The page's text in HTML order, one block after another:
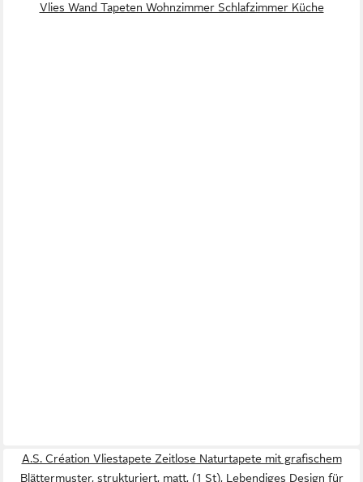
Vlies Wand Tapeten Wohnzimmer Schlafzimmer Küche
A.S. Création Vliestapete Zeitlose Naturtapete mit grafischem
Blättermuster, strukturiert, matt, (1 St), Lebendiges Design für